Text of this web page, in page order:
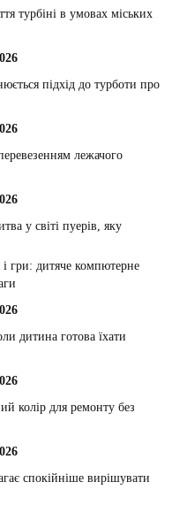
турбіні в умовах міських
підхід до турботи про
лежачого
у світі пуерів, яку
гри: дитяче компютерне
дитина готова їхати
колір для ремонту без
спокійніше вирішувати